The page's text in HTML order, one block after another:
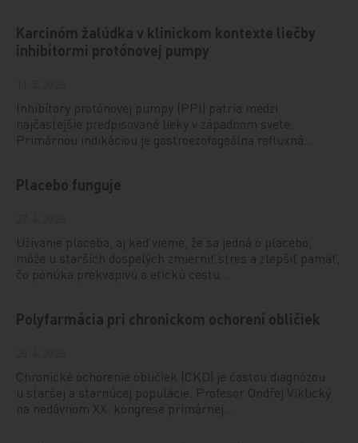
Karcinóm žalúdka v klinickom kontexte liečby
inhibítormi protónovej pumpy
Inhibítory protónovej pumpy (PPI) patria medzi
najčastejšie predpisované lieky v západnom svete.
Primárnou indikáciou je gastroezofageálna refluxná…
Placebo funguje
Užívanie placeba, aj keď vieme, že sa jedná o placebo,
môže u starších dospelých zmierniť stres a zlepšiť pamäť,
čo ponúka prekvapivú a etickú cestu…
Polyfarmácia pri chronickom ochorení obličiek
Chronické ochorenie obličiek (CKD) je častou diagnózou
u staršej a starnúcej populácie. Profesor Ondřej Viklický
na nedávnom XX. kongrese primárnej…